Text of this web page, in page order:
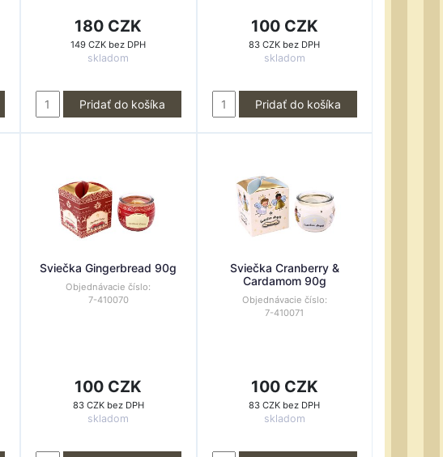
180 CZK
149 CZK bez DPH
skladom
Pridať do košíka
100 CZK
83 CZK bez DPH
skladom
Pridať do košíka
Sviečka Gingerbread 90g
Objednávacie číslo:
7-410070
100 CZK
83 CZK bez DPH
skladom
Sviečka Cranberry &
Cardamom 90g
Objednávacie číslo:
7-410071
100 CZK
83 CZK bez DPH
skladom